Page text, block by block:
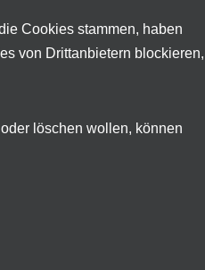
Cookies stammen, haben
von Drittanbietern blockieren,
löschen wollen, können